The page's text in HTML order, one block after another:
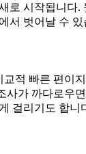
로 시작됩니다.
서 벗어날 수 있
적 빠른 편이
사가 까다로우
걸리기도 합니